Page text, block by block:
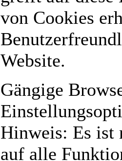
von Cookies
Website.
Gängige
Hinweis: Es ist
auf alle